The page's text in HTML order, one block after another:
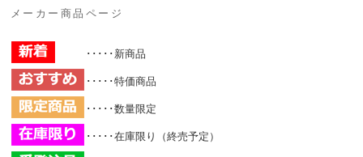
メーカー商品ページ
･････新商品
･････特価商品
･････数量限定
･････在庫限り（終売予定）